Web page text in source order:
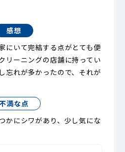
感想
にいて完結する点がとても便
リーニングの店舗に持ってい
忘れが多かったので、それが
満な点
かにシワがあり、少し気にな